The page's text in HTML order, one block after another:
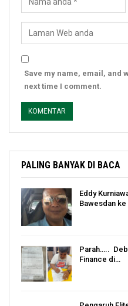
Save my name, email, and
next time I comment.
PALING BANYAK DI BACA
Eddy
Bawesdan
Parah…..
Finance di…